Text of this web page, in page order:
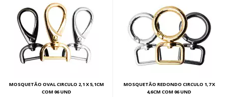
MOSQUETÃO OVAL CIRCULO 2,1 X 5,1CM
COM 06 UND
MOSQUETÃO REDONDO CIRCULO 1,7 X
4,6CM COM 06 UND